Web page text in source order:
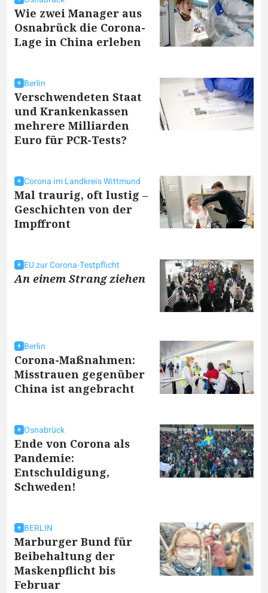
Wie zwei Manager aus
Osnabrück die Corona-
Lage in China erleben
Berlin
Verschwendeten Staat
und Krankenkassen
mehrere Milliarden
Euro für PCR-Tests?
Corona im Landkreis Wittmund
Mal traurig, oft lustig –
Geschichten von der
Impffront
EU zur Corona-Testpflicht
An einem Strang ziehen
Berlin
Corona-Maßnahmen:
Misstrauen gegenüber
China ist angebracht
Osnabrück
Ende von Corona als
Pandemie:
Entschuldigung,
Schweden!
BERLIN
Marburger Bund für
Beibehaltung der
Maskenpflicht bis
Februar